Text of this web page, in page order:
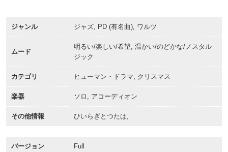
ジャンル ジャズ, PD (有名曲), ワルツ
ムード
明るい/楽しい/希望, 温かい/のどかな/ノスタル
ジック
カテゴリ ヒューマン・ドラマ, クリスマス
楽器 ソロ, アコーディオン
その他情報 ひいらぎとつたは,
バージョン Full